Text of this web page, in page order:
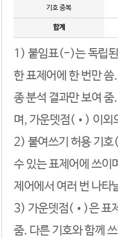
기호 중복
합계
1) 붙임표(-)는 독립된
한 표제어에 한 번만
종 분석 결과만 보여
며, 가운뎃점(•) 이외
2) 붙여쓰기 허용 기호
수 있는 표제어에 쓰이
제어에서 여러 번 나타
3) 가운뎃점(•)은 표
줌. 다른 기호와 함께